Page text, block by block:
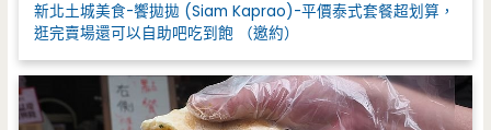
新北土城美食-饗拋拋 (Siam Kaprao)-平價泰式套餐超划算，
逛完賣場還可以自助吧吃到飽 （邀約）